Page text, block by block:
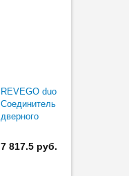
REVEGO duo
Соединитель
дверного
цоколя правый
7 817.5 руб.